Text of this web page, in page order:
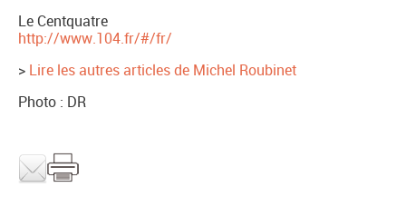
Le Centquatre
http://www.104.fr/#/fr/
> Lire les autres articles de Michel Roubinet
Photo : DR